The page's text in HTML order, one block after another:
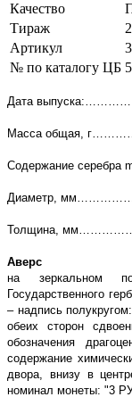
Качество
Тираж
Артикул
№ по каталогу ЦБ
Дата
Масса общая,
Содержание серебра
Диаметр,
Толщина,
Аверс
на зеркальном
Государственного
– надпись
обеих сторон
обозначения
содержание
двора, внизу в
номинал монеты: "3